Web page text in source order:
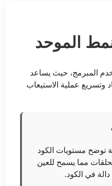
الموحد
المبرمج، حيث يساعد
وتسريع عملية الاستيعاب
توضح مستويات الكود
مما يسمح للعين
دالة في الكود.